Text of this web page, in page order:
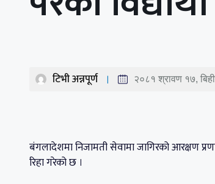
टिभी अन्नपूर्ण २०८१ श्रावण १७,
बंगलादेशमा निजामती सेवामा जागिरको आरक्षण
रिहा गरेको छ ।